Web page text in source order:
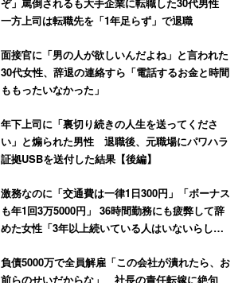
一方上司は転職先を「1年足らず」で退職
面接官に「男の人が欲しいんだよね」と言われた
30代女性、辞退の連絡すら「電話するお金と時間
ももったいなかった」
年下上司に「裏切り続きの人生を送ってくださ
い」と煽られた男性 退職後、元職場にパワハラ
証拠USBを送付した結果【後編】
激務なのに「交通費は一律1日300円」「ボーナス
も年1回3万5000円」 36時間勤務にも疲弊して辞
めた女性「3年以上続いている人はいないらし
負債5000万で全員解雇「この会社が潰れたら、お
前らのせいだからな」 社長の責任転嫁に絶句